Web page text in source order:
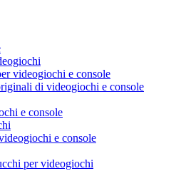
videogiochi e console
di videogiochi e console
e console
e console
per videogiochi